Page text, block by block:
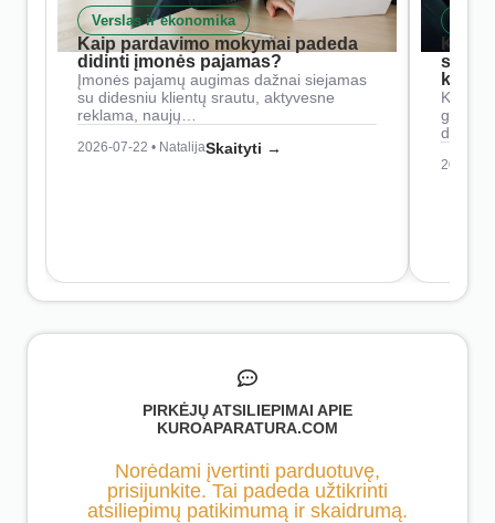
Verslas ir ekonomika
Kaip pardavimo mokymai padeda
didinti įmonės pajamas?
Įmonės pajamų augimas dažnai siejamas
su didesniu klientų srautu, aktyvesne
reklama, naujų…
2026-07-22 • NatalijaSkaityti →
Kaip
2026-
PIRKĖJŲ ATSILIEPIMAI APIE
KUROAPARATURA.COM
Norėdami įvertinti parduotuvę,
prisijunkite. Tai padeda užtikrinti
atsiliepimų patikimumą ir skaidrumą.